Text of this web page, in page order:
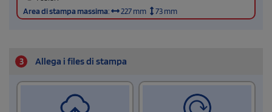
Area di stampa massima: 227 mm 73 mm
3 Allega i files di stampa